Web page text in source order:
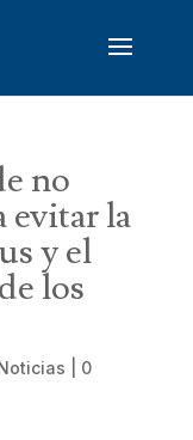
no
evitar la
y el
los
0